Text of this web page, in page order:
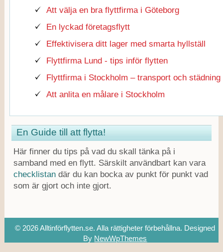
Att välja en bra flyttfirma i Göteborg
En lyckad företagsflytt
Effektivisera ditt lager med smarta hyllställ
Flyttfirma Lund - tips inför flytten
Flyttfirma i Stockholm – transport och städning
Att anlita en målare i Stockholm
En Guide till att flytta!
Här finner du tips på vad du skall tänka på i
samband med en flytt. Särskilt användbart kan vara
checklistan där du kan bocka av punkt för punkt vad
som är gjort och inte gjort.
© 2026 Alltinförflytten.se. Alla rättigheter förbehållna. Designed
By NewWpThemes